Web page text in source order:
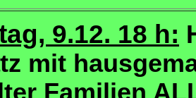
9.12. 18 h:
mit
Familien